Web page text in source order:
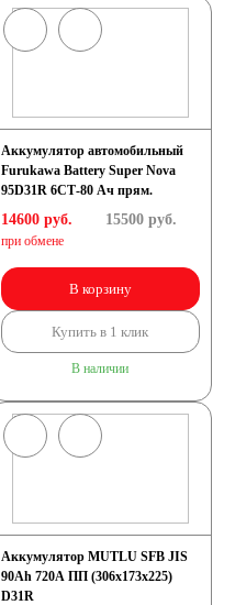
Аккумулятор автомобильный
Furukawa Battery Super Nova
95D31R 6СТ-80 Ач прям.
14600 руб.
при обмене
15500 руб.
В корзину
Купить в 1 клик
В наличии
Аккумулятор MUTLU SFB JIS
90Ah 720A ПП (306x173x225)
D31R